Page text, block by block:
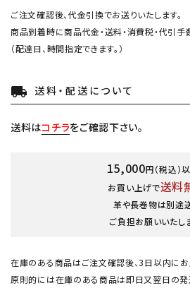
カテゴリー
ご注文確認後、代金引換でお送りいたします。
商品到着時に商品代金・送料・消費税・代引手
（配達日、時間指定できます。）
local_shipping 送料・配送について
送料はコチラをご確認下さい。
15,000円（税込）
お買い上げで送料
革や長巻物は別途
ご負担お願いいたし
在庫のある商品はご注文確認後、3日以内にお
原則的には在庫のある商品は即日又翌日の発